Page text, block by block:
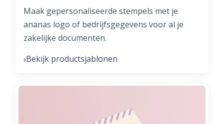
Maak gepersonaliseerde stempels met je
ananas logo of bedrijfsgegevens voor al je
zakelijke documenten.
›Bekijk productsjablonen